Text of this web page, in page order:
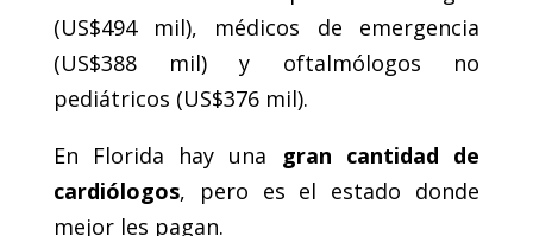
(US$494 mil), médicos de emergencia
(US$388 mil) y oftalmólogos no
pediátricos (US$376 mil).
En Florida hay una gran cantidad de
cardiólogos, pero es el estado donde
mejor les pagan.